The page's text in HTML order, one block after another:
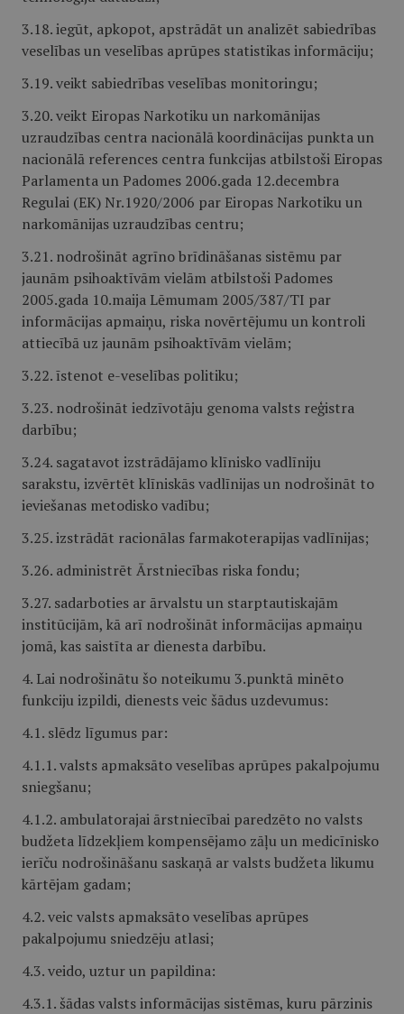
3.18. iegūt, apkopot, apstrādāt un analizēt sabiedrības
veselības un veselības aprūpes statistikas informāciju;
3.19. veikt sabiedrības veselības monitoringu;
3.20. veikt Eiropas Narkotiku un narkomānijas
uzraudzības centra nacionālā koordinācijas punkta un
nacionālā references centra funkcijas atbilstoši Eiropas
Parlamenta un Padomes 2006.gada 12.decembra
Regulai (EK) Nr.1920/2006 par Eiropas Narkotiku un
narkomānijas uzraudzības centru;
3.21. nodrošināt agrīno brīdināšanas sistēmu par
jaunām psihoaktīvām vielām atbilstoši Padomes
2005.gada 10.maija Lēmumam 2005/387/TI par
informācijas apmaiņu, riska novērtējumu un kontroli
attiecībā uz jaunām psihoaktīvām vielām;
3.22. īstenot e-veselības politiku;
3.23. nodrošināt iedzīvotāju genoma valsts reģistra
darbību;
3.24. sagatavot izstrādājamo klīnisko vadlīniju
sarakstu, izvērtēt klīniskās vadlīnijas un nodrošināt to
ieviešanas metodisko vadību;
3.25. izstrādāt racionālas farmakoterapijas vadlīnijas;
3.26. administrēt Ārstniecības riska fondu;
3.27. sadarboties ar ārvalstu un starptautiskajām
institūcijām, kā arī nodrošināt informācijas apmaiņu
jomā, kas saistīta ar dienesta darbību.
4. Lai nodrošinātu šo noteikumu 3.punktā minēto
funkciju izpildi, dienests veic šādus uzdevumus:
4.1. slēdz līgumus par:
4.1.1. valsts apmaksāto veselības aprūpes pakalpojumu
sniegšanu;
4.1.2. ambulatorajai ārstniecībai paredzēto no valsts
budžeta līdzekļiem kompensējamo zāļu un medicīnisko
ierīču nodrošināšanu saskaņā ar valsts budžeta likumu
kārtējam gadam;
4.2. veic valsts apmaksāto veselības aprūpes
pakalpojumu sniedzēju atlasi;
4.3. veido, uztur un papildina:
4.3.1. šādas valsts informācijas sistēmas, kuru pārzinis